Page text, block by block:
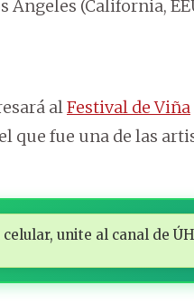
Ángeles (California,
alFestival de Viña
que fue una de las
unite al canal de